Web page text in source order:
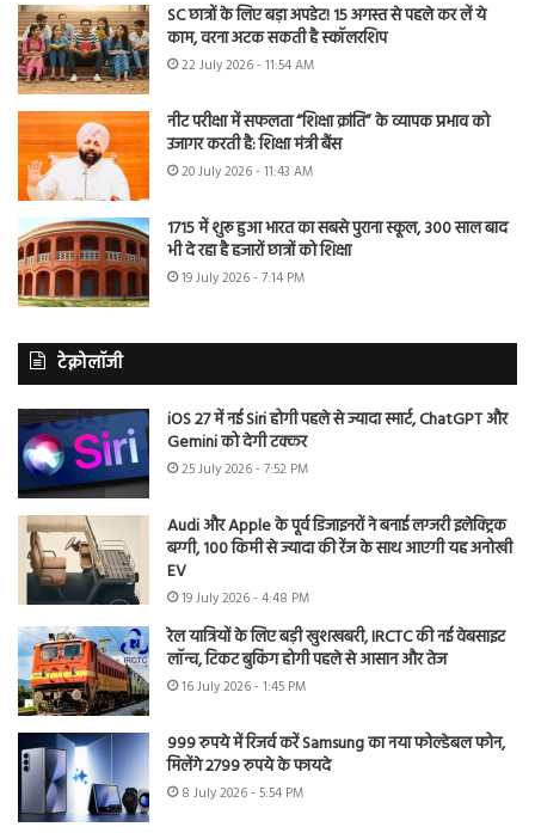
SC छात्रों के लिए बड़ा अपडेट! 15 अगस्त से पहले कर लें ये
काम, वरना अटक सकती है स्कॉलरशिप
22 July 2026 - 11:54 AM
नीट परीक्षा में सफलता “शिक्षा क्रांति” के व्यापक प्रभाव को
उजागर करती है: शिक्षा मंत्री बैंस
20 July 2026 - 11:43 AM
1715 में शुरू हुआ भारत का सबसे पुराना स्कूल, 300 साल बाद
भी दे रहा है हजारों छात्रों को शिक्षा
19 July 2026 - 7:14 PM
टेक्नोलॉजी
iOS 27 में नई Siri होगी पहले से ज्यादा स्मार्ट, ChatGPT और
Gemini को देगी टक्कर
25 July 2026 - 7:52 PM
Audi और Apple के पूर्व डिजाइनरों ने बनाई लग्जरी इलेक्ट्रिक
बग्गी, 100 किमी से ज्यादा की रेंज के साथ आएगी यह अनोखी
EV
19 July 2026 - 4:48 PM
रेल यात्रियों के लिए बड़ी खुशखबरी, IRCTC की नई वेबसाइट
लॉन्च, टिकट बुकिंग होगी पहले से आसान और तेज
16 July 2026 - 1:45 PM
999 रुपये में रिजर्व करें Samsung का नया फोल्डेबल फोन,
मिलेंगे 2799 रुपये के फायदे
8 July 2026 - 5:54 PM